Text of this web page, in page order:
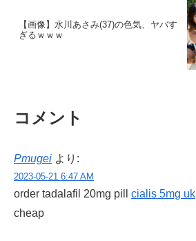
【画像】水川あさみ(37)の色気、ヤバす
ぎるｗｗｗ
コメント
Pmugei より:
2023-05-21 6:47 AM
order tadalafil 20mg pill cialis 5mg uk
cheap